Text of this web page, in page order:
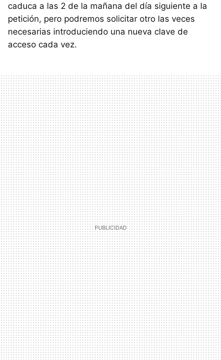
caduca a las 2 de la mañana del día siguiente a la
petición, pero podremos solicitar otro las veces
necesarias introduciendo una nueva clave de
acceso cada vez.